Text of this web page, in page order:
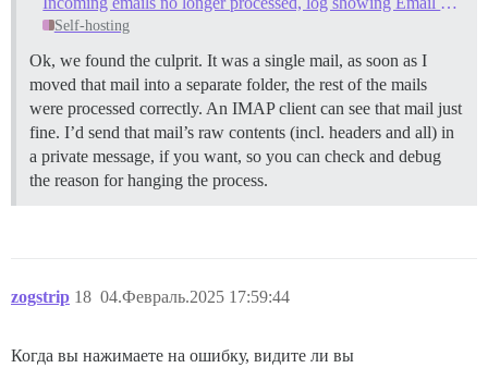
Self-hosting
Ok, we found the culprit. It was a single mail, as soon as I
moved that mail into a separate folder, the rest of the mails
were processed correctly. An IMAP client can see that mail just
fine. I’d send that mail’s raw contents (incl. headers and all) in
a private message, if you want, so you can check and debug
the reason for hanging the process.
zogstrip 04.Февраль.2025 17:59:44
18
Когда вы нажимаете на ошибку, видите ли вы